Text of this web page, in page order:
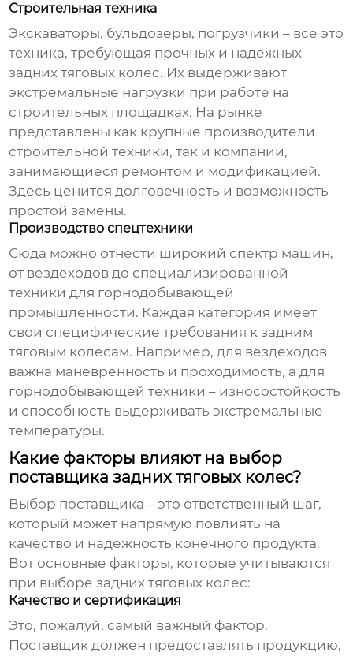
Строительная техника
Экскаваторы, бульдозеры, погрузчики – все это
техника, требующая прочных и надежных
задних тяговых колес. Их выдерживают
экстремальные нагрузки при работе на
строительных площадках. На рынке
представлены как крупные производители
строительной техники, так и компании,
занимающиеся ремонтом и модификацией.
Здесь ценится долговечность и возможность
простой замены.
Производство спецтехники
Сюда можно отнести широкий спектр машин,
от вездеходов до специализированной
техники для горнодобывающей
промышленности. Каждая категория имеет
свои специфические требования кзадним
тяговым колесам. Например, для вездеходов
важна маневренность и проходимость, а для
горнодобывающей техники – износостойкость
и способность выдерживать экстремальные
температуры.
Какие факторы влияют на выбор
поставщика задних тяговых колес?
Выбор поставщика – это ответственный шаг,
который может напрямую повлиять на
качество и надежность конечного продукта.
Вот основные факторы, которые учитываются
при выборезадних тяговых колес:
Качество и сертификация
Это, пожалуй, самый важный фактор.
Поставщик должен предоставлять продукцию,